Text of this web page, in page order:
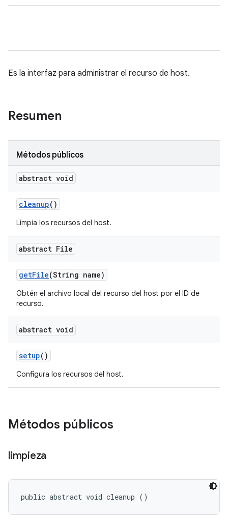
Es la interfaz para administrar el recurso de host.
Resumen
Métodos públicos
abstract void
cleanup()
Limpia los recursos del host.
abstract File
getFile(String name)
Obtén el archivo local del recurso del host por el ID de
recurso.
abstract void
setup()
Configura los recursos del host.
Métodos públicos
limpieza
public abstract void cleanup ()